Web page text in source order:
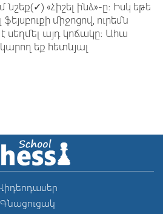
«Հիշել ինձ»-ը։ Իսկ եթե
միջոցով, ուրեմն
այդ կոճակը։ Ահա
եք հետևյալ
Գնացուցակ